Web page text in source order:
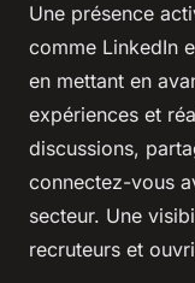
Une présence
comme LinkedIn
en mettant en
expériences et
discussions,
connectez-vous
secteur. Une
recruteurs et